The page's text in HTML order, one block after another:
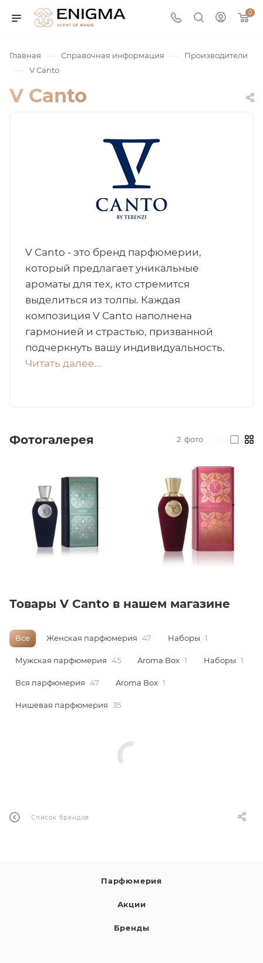
0
Арабская
сертификат
Главная — Справочная информация — Производители
— V Canto
V Canto
V Canto - это бренд парфюмерии,
который предлагает уникальные
ароматы для тех, кто стремится
выделиться из толпы. Каждая
композиция V Canto наполнена
гармонией и страстью, призванной
подчеркнуть вашу индивидуальность.
Читать далее...
Фотогалерея 2 фото
Товары V Canto в нашем магазине
Все Женская парфюмерия 47 Наборы 1
Мужская парфюмерия 45 Aroma Box 1 Наборы 1
Вся парфюмерия 47 Aroma Box 1
Нишевая парфюмерия 35
Список брендов
Парфюмерия
Акции
Бренды